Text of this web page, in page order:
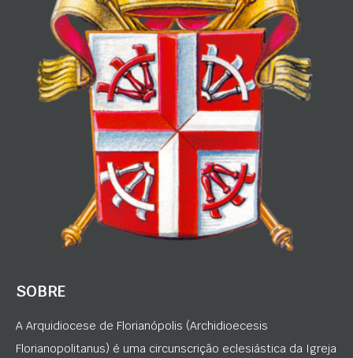
SOBRE
A Arquidiocese de Florianópolis (Archidioecesis
Florianopolitanus) é uma circunscrição eclesiástica da Igreja